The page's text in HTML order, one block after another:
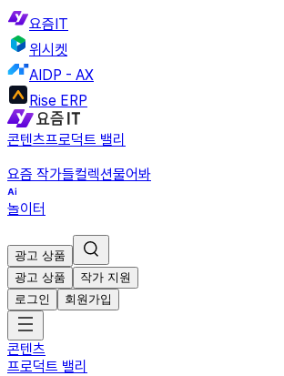
요즘IT
위시켓
AIDP - AX
Rise ERP
콘텐츠프로덕트 밸리
요즘 작가들컬렉션물어봐
놀이터
광고 상품
광고 상품
작가 지원
로그인
회원가입
콘텐츠
프로덕트 밸리